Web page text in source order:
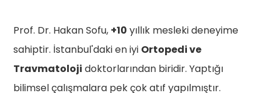
Prof. Dr. Hakan Sofu, +10 yıllık mesleki deneyime
sahiptir. İstanbul'daki en iyi Ortopedi ve
Travmatoloji doktorlarından biridir. Yaptığı
bilimsel çalışmalara pek çok atıf yapılmıştır.